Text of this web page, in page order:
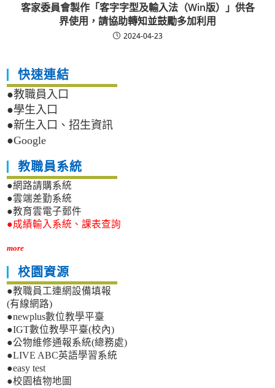
客家委員會製作「客字字型及輸入法（Win版）」供各
界使用，請協助轉知並鼓勵多加利用
2024-04-23
快速連結
●教職員入口
●學生入口
●新生入口、招生資訊
●Google
教職員系統
●網路請購系統
●雲端差勤系統
●教育雲電子郵件
●成績輸入系統、課表查詢
more
校園資源
●教職員工連網設備填報
(有線網路)
●newplus數位教學平臺
●IGT數位教學平臺(校內)
●公物維修通報系統(總務處)
●LIVE ABC英語學習系統
●easy test
●校園植物地圖